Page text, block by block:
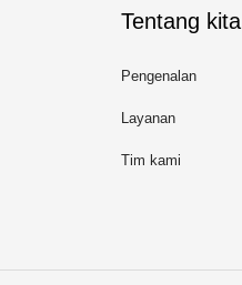
Tentang kita
Pengenalan
Layanan
Tim kami